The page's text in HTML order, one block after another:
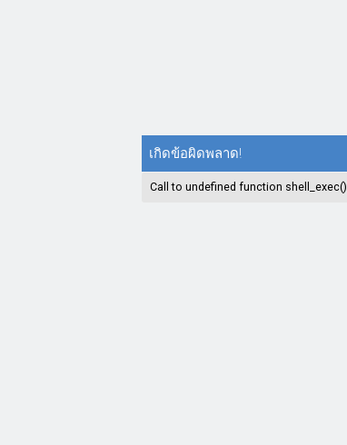
เกิดข้อผิดพลาด!
Call to undefined function shell_exec()